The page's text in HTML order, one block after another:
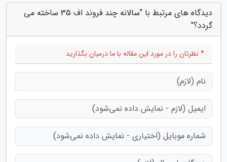
دیدگاه های مرتبط با "سالانه چند فروند اف 35 ساخته می
گردد؟"
* نظرتان را در مورد این مقاله با ما درمیان بگذارید